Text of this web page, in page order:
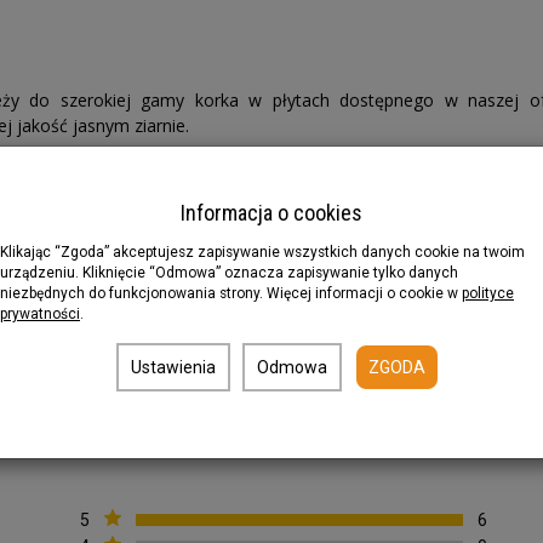
do szerokiej gamy korka w płytach dostępnego w naszej
jakość jasnym ziarnie.
dekoracja ścian i podłóg, izolacja drgań maszyn, urządzeń,
obuwniczych, produkcja obcasów, wkładek i elementów
akcesoria korkowe, tablice korkowe, artykuły reklamowe)
(wkładki i okleiny), motoryzacja (podkładki korkowe i
elementy urządzeń elektromechanicznych, elementy
5
6
Informacja o cookies
Klikając “Zgoda” akceptujesz zapisywanie wszystkich danych cookie na twoim
urządzeniu. Kliknięcie “Odmowa” oznacza zapisywanie tylko danych
niezbędnych do funkcjonowania strony. Więcej informacji o cookie w polityce
prywatności
Ustawienia Odmowa ZGODA